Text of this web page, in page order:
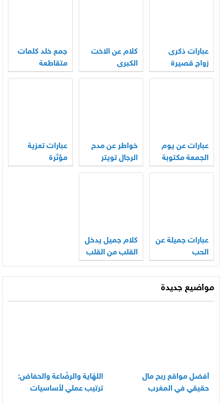
عبارات ذكرى
زواج قصيرة
كلام عن الاخت
الكبرى
جمع خلد كلمات
متقاطعة
عبارات عن يوم
الجمعة مكتوبة
خواطر عن مدح
الرجال تويتر
عبارات تعزية
مؤثرة
عبارات جميلة عن
الحب
كلام جميل يدخل
القلب من القلب
مواضيع جديدة
أفضل مواقع ربح مال
حقيقي في المغرب
اللهّاية والرضّاعة والحفاض:
ترتيب عملي لأساسيات